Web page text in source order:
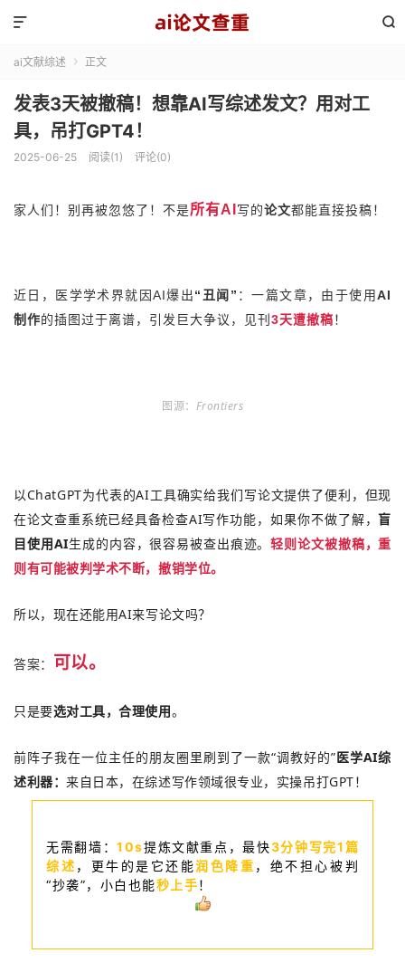


ai文献综述  正文
发表3天被撤稿！想靠AI写综述发文？用对工
具，吊打GPT4！
2025-06-25 阅读(1) 评论(0)
家人们！别再被忽悠了！不是所有AI 写的论文都能直接投稿！
近日，医学学术界就因AI爆出“丑闻” ：一篇文章，由于使用AI
制作的插图过于离谱，引发巨大争议，见刊 3天遭撤稿！
图源： Frontiers
以ChatGPT为代表的AI工具确实给我们写论文提供了便利，但现
在论文查重系统已经具备检查AI写作功能，如果你不做了解，盲
目使用AI生成的内容，很容易被查出痕迹。轻则论文被撤稿，重
则有可能被判学术不断，撤销学位。
所以，现在还能用AI来写论文吗？
答案： 可以。
只是要选对工具，合理使用。
前阵子我在一位主任的朋友圈里刷到了一款“调教好的”医学AI综
述利器：来自日本， 在综述写作领域很专业，实操吊打GPT！
无需翻墙 ：10s提炼文献重点，最快3分钟写完1篇
综述 ，更牛的是它还能润色降重 ，绝不担心被判
“抄袭”，小白也能秒上手！